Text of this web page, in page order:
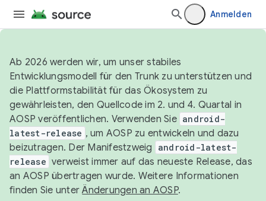
Anmelden
Ab 2026 werden wir, um unser stabiles
Entwicklungsmodell für den Trunk zu unterstützen und
die Plattformstabilität für das Ökosystem zu
gewährleisten, den Quellcode im 2. und 4. Quartal in
AOSP veröffentlichen. Verwenden Sie android-
latest-release , um AOSP zu entwickeln und dazu
beizutragen. Der Manifestzweig
android-latest-
release verweist immer auf das neueste Release, das
an AOSP übertragen wurde. Weitere Informationen
finden Sie unterÄnderungen an AOSP.